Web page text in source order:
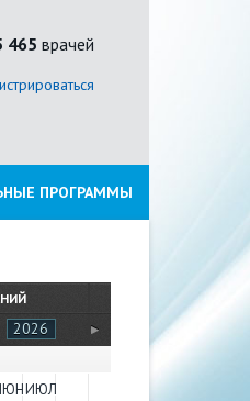
465 врачей
ПРОГРАММЫ
2026
ИЮЛ